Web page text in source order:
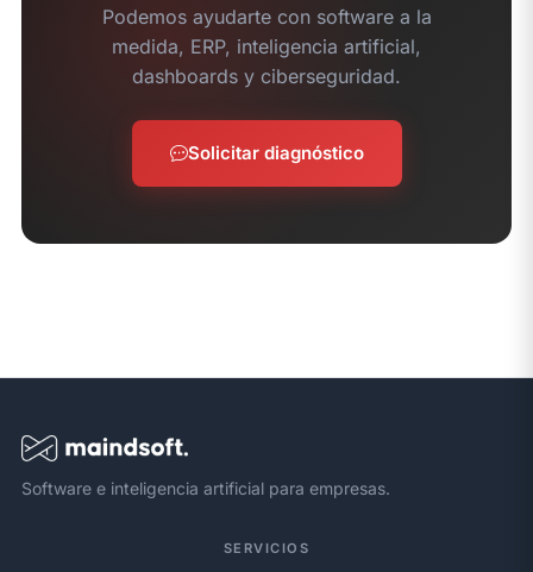
Podemos ayudarte con software a la
medida, ERP, inteligencia artificial,
dashboards y ciberseguridad.
Solicitar diagnóstico
Software e inteligencia artificial para empresas.
SERVICIOS